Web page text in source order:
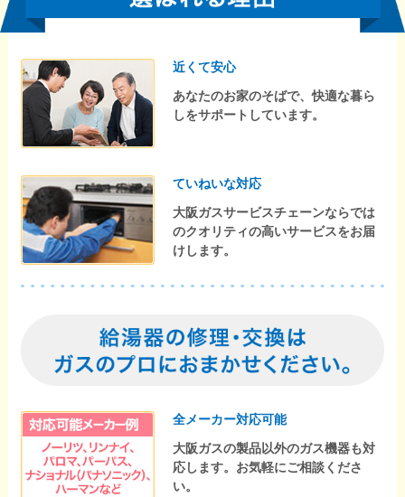
近くて安心
あなたのお家のそばで、快適な暮ら
しをサポートしています。
ていねいな対応
大阪ガスサービスチェーンならでは
のクオリティの高いサービスをお届
けします。
全メーカー対応可能
大阪ガスの製品以外のガス機器も対
応します。お気軽にご相談くださ
い。